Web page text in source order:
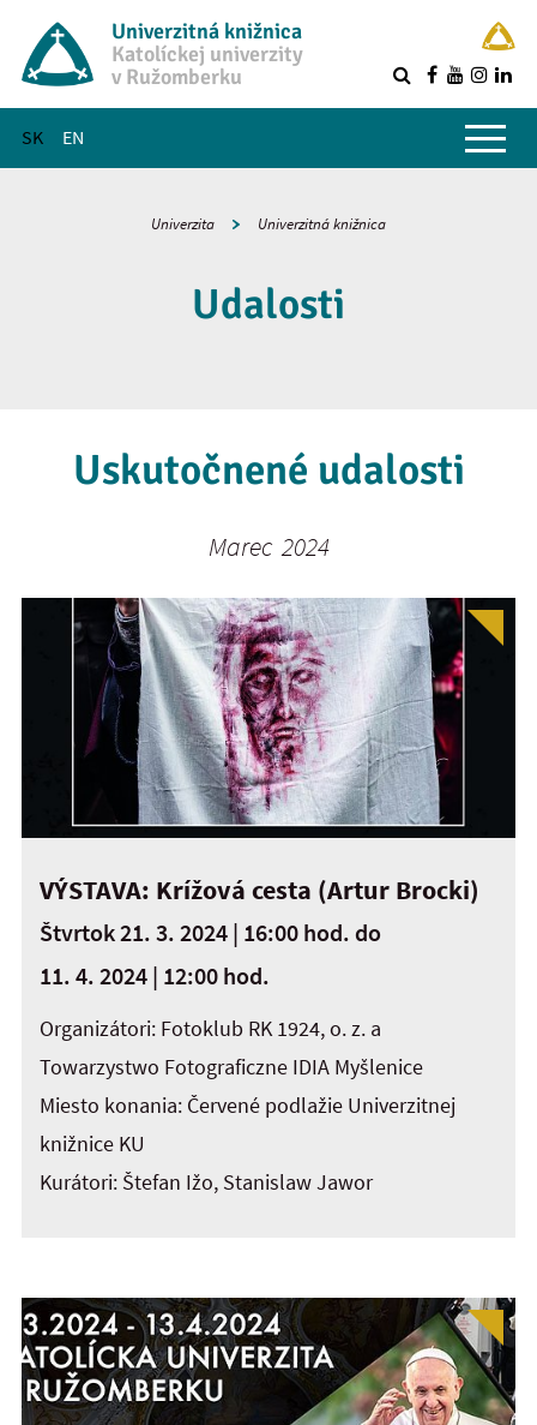
Univerzitná knižnica
Katolíckej univerzity
v Ružomberku
SK EN
Hlavné menu
Univerzita Univerzitná knižnica
Udalosti
Uskutočnené udalosti
Marec 2024
VÝSTAVA: Krížová cesta (Artur Brocki)
Štvrtok 21. 3. 2024 | 16:00 hod. do
11. 4. 2024 | 12:00 hod.
Organizátori: Fotoklub RK 1924, o. z. a
Towarzystwo Fotograficzne IDIA Myšlenice
Miesto konania: Červené podlažie Univerzitnej
knižnice KU
Kurátori: Štefan Ižo, Stanislaw Jawor